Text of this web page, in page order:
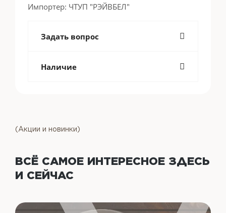
Импортер: ЧТУП "РЭЙВБЕЛ"
Задать вопрос
Наличие
(Акции и новинки)
ВСЁ САМОЕ ИНТЕРЕСНОЕ ЗДЕСЬ
И СЕЙЧАС